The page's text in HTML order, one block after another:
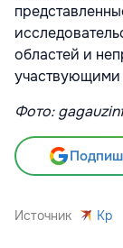
областей и
участвующими
Фото:
Источник Kp